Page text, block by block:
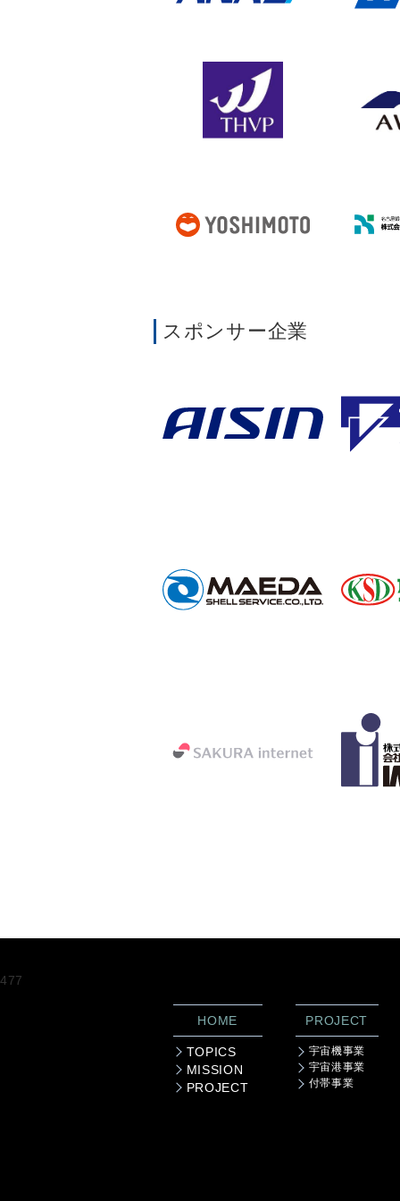
スポンサー企業
477
HOME
TOPICS
MISSION
PROJECT
PROJECT
宇宙機事業
宇宙港事業
付帯事業